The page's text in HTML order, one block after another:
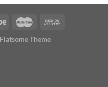
Flatsome Theme